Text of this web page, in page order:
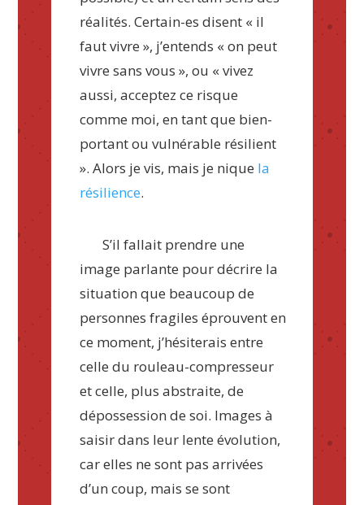
réalités. Certain-es disent « il
faut vivre », j’entends « on peut
vivre sans vous », ou « vivez
aussi, acceptez ce risque
comme moi, en tant que bien-
portant ou vulnérable résilient
». Alors je vis, mais je nique la
résilience.
S’il fallait prendre une
image parlante pour décrire la
situation que beaucoup de
personnes fragiles éprouvent en
ce moment, j’hésiterais entre
celle du rouleau-compresseur
et celle, plus abstraite, de
dépossession de soi. Images à
saisir dans leur lente évolution,
car elles ne sont pas arrivées
d’un coup, mais se sont